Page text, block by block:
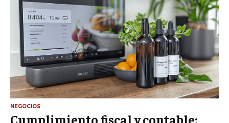
NEGOCIOS
Cumplimiento fiscal y contable: